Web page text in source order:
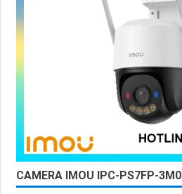
CAMERA IMOU IPC-PS7FP-3M0